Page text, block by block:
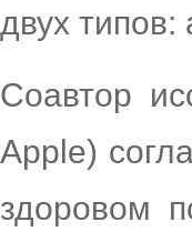
двух
Соавтор
Apple)
здоровом